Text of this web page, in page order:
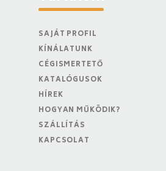
SAJÁT PROFIL
KÍNÁLATUNK
CÉGISMERTETŐ
KATALÓGUSOK
HÍREK
HOGYAN MŰKÖDIK?
SZÁLLÍTÁS
KAPCSOLAT